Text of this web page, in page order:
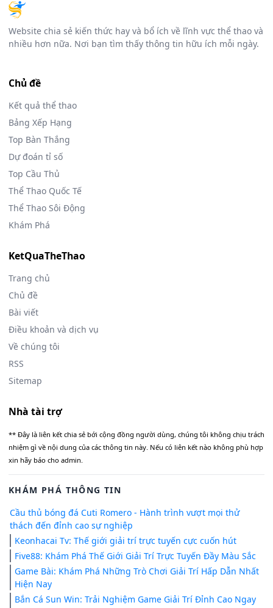
Website chia sẻ kiến thức hay và bổ ích về lĩnh vực thể thao và
nhiều hơn nữa. Nơi bạn tìm thấy thông tin hữu ích mỗi ngày.
Chủ đề
Kết quả thể thao
Bảng Xếp Hạng
Top Bàn Thắng
Dự đoán tỉ số
Top Cầu Thủ
Thể Thao Quốc Tế
Thể Thao Sôi Động
Khám Phá
KetQuaTheThao
Trang chủ
Chủ đề
Bài viết
Điều khoản và dịch vụ
Về chúng tôi
RSS
Sitemap
Nhà tài trợ
** Đây là liên kết chia sẻ bới cộng đồng người dùng, chúng tôi không chịu trách
nhiệm gì về nội dung của các thông tin này. Nếu có liên kết nào không phù hợp
xin hãy báo cho admin.
KHÁM PHÁ THÔNG TIN
Cầu thủ bóng đá Cuti Romero - Hành trình vượt mọi thử
thách đến đỉnh cao sự nghiệp
Keonhacai Tv: Thế giới giải trí trực tuyến cực cuốn hút
Five88: Khám Phá Thế Giới Giải Trí Trực Tuyến Đầy Màu Sắc
Game Bài: Khám Phá Những Trò Chơi Giải Trí Hấp Dẫn Nhất
Hiện Nay
Bắn Cá Sun Win: Trải Nghiệm Game Giải Trí Đỉnh Cao Ngay